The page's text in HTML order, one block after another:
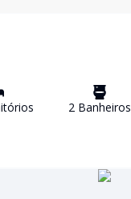
s 2 Banheiros